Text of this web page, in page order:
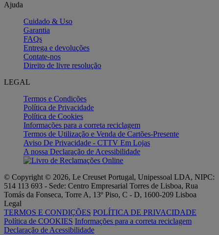
Ajuda
Cuidado & Uso
Garantia
FAQs
Entrega e devoluções
Contate-nos
Direito de livre resolução
LEGAL
Termos e Condições
Política de Privacidade
Política de Cookies
Informações para a correta reciclagem
Termos de Utilização e Venda de Cartões-Presente
Aviso De Privacidade - CTTV Em Lojas
A nossa Declaração de Acessibilidade
© Copyright © 2026, Le Creuset Portugal, Unipessoal LDA, NIPC:
514 113 693 - Sede: Centro Empresarial Torres de Lisboa, Rua
Tomás da Fonseca, Torre A, 13º Piso, C - D, 1600-209 Lisboa
Legal
TERMOS E CONDIÇÕES POLÍTICA DE PRIVACIDADE
Política de COOKIES Informações para a correta reciclagem
Declaração de Acessibilidade